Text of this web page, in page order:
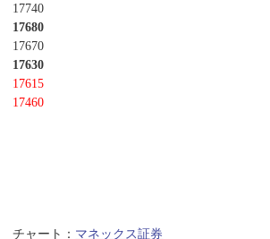
17740
17680
17670
17630
17615
17460
チャート： マネックス証券